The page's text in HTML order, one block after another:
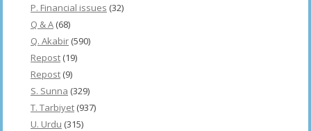
P. Financial issues (32)
Q & A (68)
Q. Akabir (590)
Repost (19)
Repost (9)
S. Sunna (329)
T. Tarbiyet (937)
U. Urdu (315)